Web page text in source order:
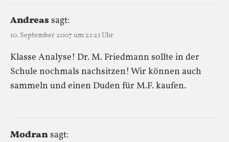
Andreassagt:
10. September 2007 um 21:21 Uhr
Klasse Analyse! Dr. M. Friedmann sollte in der
Schule nochmals nachsitzen! Wir können auch
sammeln und einen Duden für M.F. kaufen.
Modransagt: